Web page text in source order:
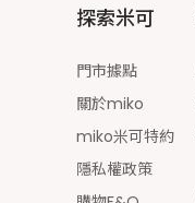
探索米可
門市據點
關於miko
miko米可特約
隱私權政策